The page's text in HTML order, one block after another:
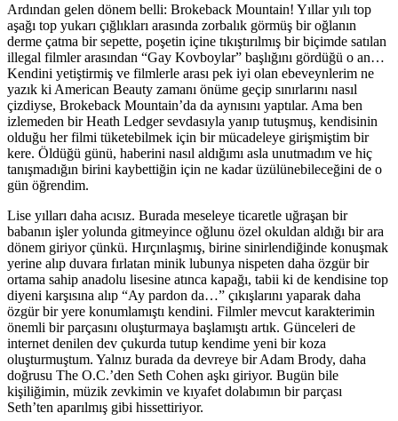
Ardından gelen dönem belli: Brokeback Mountain! Yıllar yılı top
aşağı top yukarı çığlıkları arasında zorbalık görmüş bir oğlanın
derme çatma bir sepette, poşetin içine tıkıştırılmış bir biçimde satılan
illegal filmler arasından “Gay Kovboylar” başlığını gördüğü o an…
Kendini yetiştirmiş ve filmlerle arası pek iyi olan ebeveynlerim ne
yazık ki American Beauty zamanı önüme geçip sınırlarını nasıl
çizdiyse, Brokeback Mountain’da da aynısını yaptılar. Ama ben
izlemeden bir Heath Ledger sevdasıyla yanıp tutuşmuş, kendisinin
olduğu her filmi tüketebilmek için bir mücadeleye girişmiştim bir
kere. Öldüğü günü, haberini nasıl aldığımı asla unutmadım ve hiç
tanışmadığın birini kaybettiğin için ne kadar üzülünebileceğini de o
gün öğrendim.
Lise yılları daha acısız. Burada meseleye ticaretle uğraşan bir
babanın işler yolunda gitmeyince oğlunu özel okuldan aldığı bir ara
dönem giriyor çünkü. Hırçınlaşmış, birine sinirlendiğinde konuşmak
yerine alıp duvara fırlatan minik lubunya nispeten daha özgür bir
ortama sahip anadolu lisesine atınca kapağı, tabii ki de kendisine top
diyeni karşısına alıp “Ay pardon da…” çıkışlarını yaparak daha
özgür bir yere konumlamıştı kendini. Filmler mevcut karakterimin
önemli bir parçasını oluşturmaya başlamıştı artık. Günceleri de
internet denilen dev çukurda tutup kendime yeni bir koza
oluşturmuştum. Yalnız burada da devreye bir Adam Brody, daha
doğrusu The O.C.’den Seth Cohen aşkı giriyor. Bugün bile
kişiliğimin, müzik zevkimin ve kıyafet dolabımın bir parçası
Seth’ten aparılmış gibi hissettiriyor.